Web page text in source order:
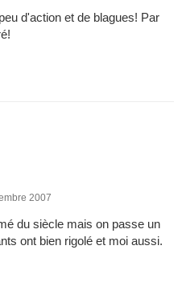
d'action et de blagues! Par
2007
du siècle mais on passe un
ont bien rigolé et moi aussi.